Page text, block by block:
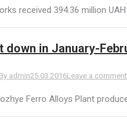
received 394.36 million
down in January-
By admin25.03.2016Leave a comment
Ferro Alloys Plant